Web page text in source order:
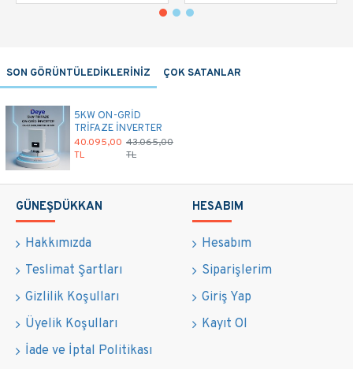
SON GÖRÜNTÜLEDİKLERİNİZ ÇOK SATANLAR
5KW ON-GRİD
TRİFAZE İNVERTER
40.095,00
TL
43.065,00
TL
GÜNEŞDÜKKAN
Hakkımızda
Teslimat Şartları
Gizlilik Koşulları
Üyelik Koşulları
İade ve İptal Politikası
HESABIM
Hesabım
Siparişlerim
Giriş Yap
Kayıt Ol